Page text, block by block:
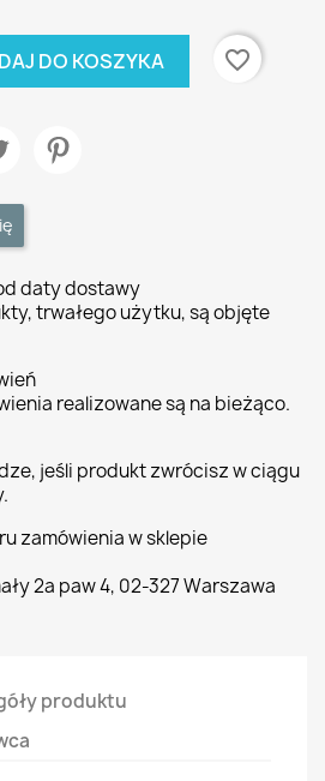
DO KOSZYKA favorite_border
daty dostawy
trwałego użytku, są objęte
realizowane są na bieżąco.
jeśli produkt zwrócisz w ciągu
zamówienia w sklepie
2a paw 4, 02-327 Warszawa
produktu